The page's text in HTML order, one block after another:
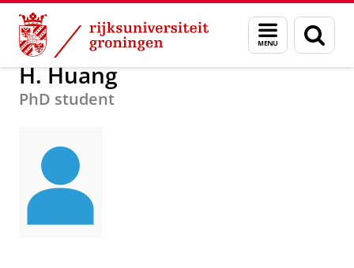
Skip
Content
Skip
Navigation
Menu
en
zoeken
Over ons H. Huang
H. Huang
PhD student